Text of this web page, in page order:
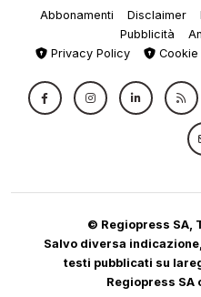
Abbonamenti Disclaimer
Pubblicità
Privacy Policy
Cookie
© Regiopress SA,
Salvo diversa
testi pubblicati su
Regiopress SA